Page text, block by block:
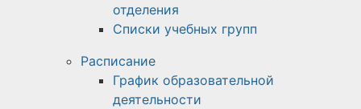
отделения
Списки учебных групп
Расписание
График образовательной
деятельности